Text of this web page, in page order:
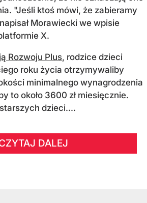
"Jeśli ktoś mówi, że zabieramy
Morawiecki we wpisie
X.
Rozwoju Plus, rodzice dzieci
roku życia otrzymywaliby
minimalnego wynagrodzenia
to około 3600 zł miesięcznie.
dzieci....
DALEJ